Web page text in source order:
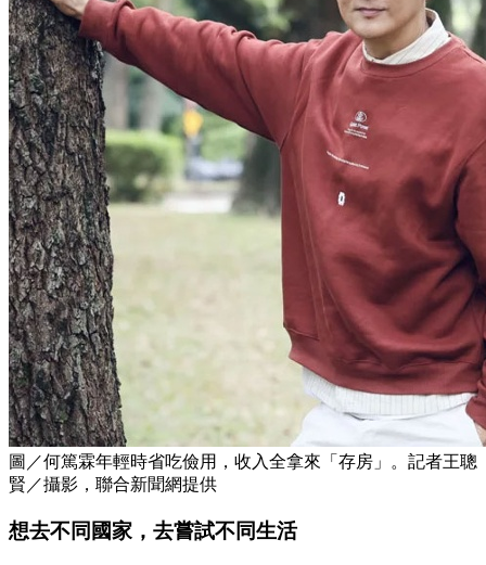
圖／何篤霖年輕時省吃儉用，收入全拿來「存房」。記者王聰
賢／攝影，聯合新聞網提供
想去不同國家，去嘗試不同生活